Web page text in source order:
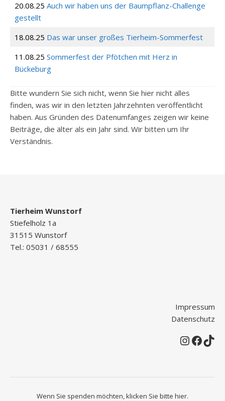
20.08.25 Auch wir haben uns der Baumpflanz-Challenge
gestellt
18.08.25 Das war unser großes Tierheim-Sommerfest
11.08.25 Sommerfest der Pfötchen mit Herz in
Bückeburg
Bitte wundern Sie sich nicht, wenn Sie hier nicht alles
finden, was wir in den letzten Jahrzehnten veröffentlicht
haben. Aus Gründen des Datenumfanges zeigen wir keine
Beiträge, die älter als ein Jahr sind. Wir bitten um Ihr
Verständnis.
Tierheim Wunstorf
Stiefelholz 1a
31515 Wunstorf
Tel.: 05031 / 68555
Impressum
Datenschutz
Wenn Sie spenden möchten, klicken Sie bitte hier.